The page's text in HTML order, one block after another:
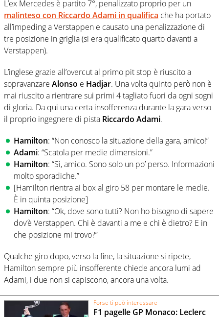
L’ex Mercedes è partito 7°, penalizzato proprio per un
malinteso con Riccardo Adami in qualifica che ha portato
all’impeding a Verstappen e causato una penalizzazione di
tre posizione in griglia (si era qualificato quarto davanti a
Verstappen).
L’inglese grazie all’overcut al primo pit stop è riuscito a
sopravanzare Alonso e Hadjar. Una volta quinto però non è
mai riuscito a rientrare sui primi 4 tagliato fuori da ogni sogni
di gloria. Da qui una certa insofferenza durante la gara verso
il proprio ingegnere di pista Riccardo Adami.
Hamilton: “Non conosco la situazione della gara, amico!”
Adami: “Scatola per medie dimensioni.”
Hamilton: “Sì, amico. Sono solo un po’ perso. Informazioni
molto sporadiche.”
[Hamilton rientra ai box al giro 58 per montare le medie.
È in quinta posizione]
Hamilton: “Ok, dove sono tutti? Non ho bisogno di sapere
dov’è Verstappen. Chi è davanti a me e chi è dietro? E in
che posizione mi trovo?”
Qualche giro dopo, verso la fine, la situazione si ripete,
Hamilton sempre più insofferente chiede ancora lumi ad
Adami, i due non si capiscono, ancora una volta.
Forse ti può interessare
F1 pagelle GP Monaco: Leclerc